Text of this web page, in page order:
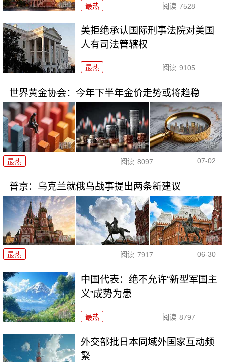
最热 阅读 7528
美拒绝承认国际刑事法院对美国
人有司法管辖权
最热 阅读 9105
世界黄金协会：今年下半年金价走势或将趋稳
最热 阅读 8097 07-02
普京：乌克兰就俄乌战事提出两条新建议
最热 阅读 7917 06-30
中国代表：绝不允许“新型军国主
义”成势为患
最热 阅读 8797
外交部批日本同域外国家互动频
繁